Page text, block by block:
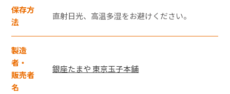
JR東海MARKET
auPayマーケット
保存方
法
直射日光、高温多湿をお避けください。
製造
者・
販売者
名
銀座たまや 東京玉子本舗